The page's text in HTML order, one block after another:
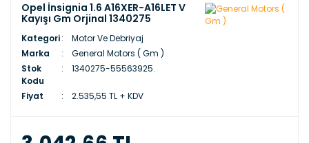
Opel İnsignia 1.6 A16XER-A16LET V
Kayışı Gm Orjinal 1340275
Kategori
Motor Ve Debriyaj
Marka
General Motors ( Gm )
Stok
Kodu
1340275-55563925.
Fiyat 2.535,55 TL + KDV